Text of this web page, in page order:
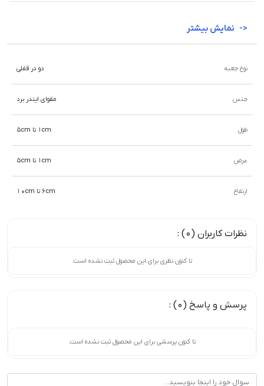
نوع جعبه دو در قفلی
جنس مقوای ایندر برد
طول 1cm تا 5cm
عرض 1cm تا 5cm
ارتفاع 6cm تا 10cm
نظرات کاربران (0) :
تا کنون نظری برای این محصول ثبت نشده است.
پرسش و پاسخ (0) :
تا کنون پرسشی برای این محصول ثبت نشده است.